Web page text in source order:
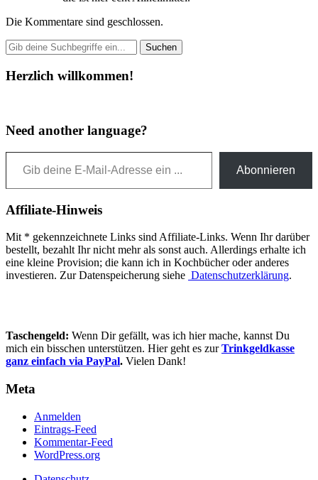
Die Kommentare sind geschlossen.
Herzlich willkommen!
Need another language?
Gib deine E-Mail-Adresse ein ...
Abonnieren
Affiliate-Hinweis
Mit * gekennzeichnete Links sind Affiliate-Links. Wenn Ihr darüber
bestellt, bezahlt Ihr nicht mehr als sonst auch. Allerdings erhalte ich
eine kleine Provision; die kann ich in Kochbücher oder anderes
investieren. Zur Datenspeicherung siehe Datenschutzerklärung.
Taschengeld: Wenn Dir gefällt, was ich hier mache, kannst Du
mich ein bisschen unterstützen. Hier geht es zurTrinkgeldkasse
ganz einfach via PayPal. Vielen Dank!
Meta
Anmelden
Eintrags-Feed
Kommentar-Feed
WordPress.org